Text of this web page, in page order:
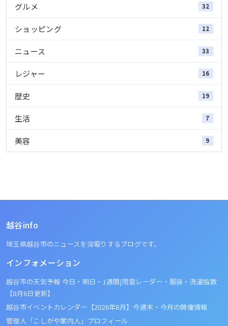
グルメ 32
ショッピング 12
ニュース 33
レジャー 16
歴史 19
生活 7
美容 9
越谷info
埼玉県越谷市のニュースを深堀りするブログです。
インフォメーション
越谷市の天気予報 今日・明日・1週間|雨雲レーダー・服装・洗濯指数
【8月6日更新】
越谷市イベントカレンダー【2026年8月】今週末・今月の開催情報
管理人「こしがや案内人」プロフィール